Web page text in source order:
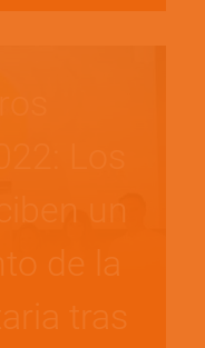
un
de la
tras